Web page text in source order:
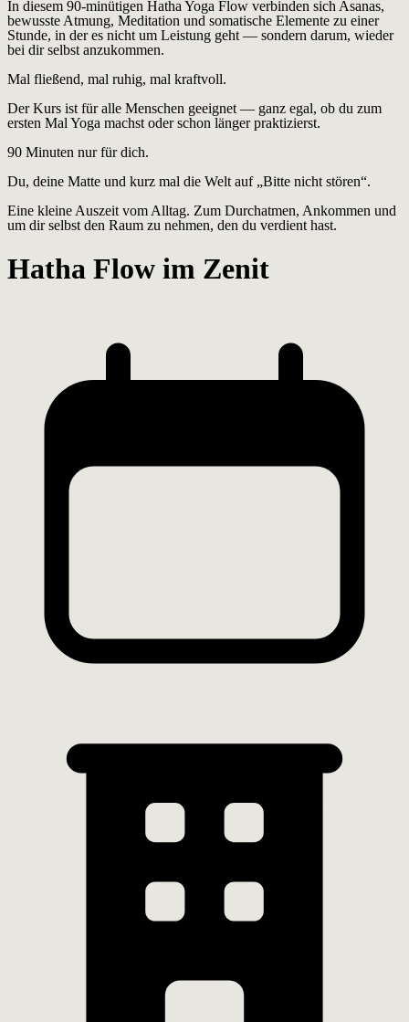
In diesem 90-minütigen Hatha Yoga Flow verbinden sich Asanas,
bewusste Atmung, Meditation und somatische Elemente zu einer
Stunde, in der es nicht um Leistung geht — sondern darum, wieder
bei dir selbst anzukommen.
Mal fließend, mal ruhig, mal kraftvoll.
Der Kurs ist für alle Menschen geeignet — ganz egal, ob du zum
ersten Mal Yoga machst oder schon länger praktizierst.
90 Minuten nur für dich.
Du, deine Matte und kurz mal die Welt auf „Bitte nicht stören“.
Eine kleine Auszeit vom Alltag. Zum Durchatmen, Ankommen und
um dir selbst den Raum zu nehmen, den du verdient hast.
Hatha Flow im Zenit